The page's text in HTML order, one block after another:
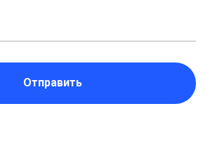
Отправить